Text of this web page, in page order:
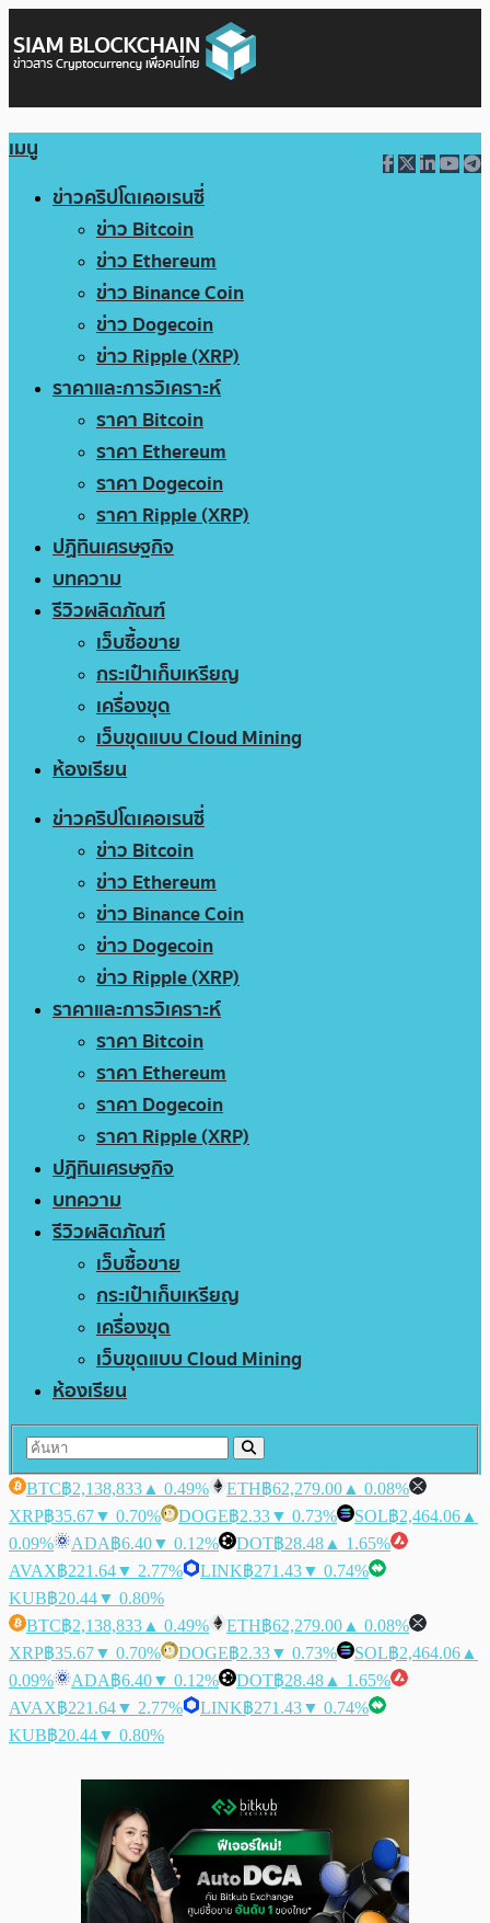
เมนู
ข่าวคริปโตเคอเรนซี่
ข่าว Bitcoin
ข่าว Ethereum
ข่าว Binance Coin
ข่าว Dogecoin
ข่าว Ripple (XRP)
ราคาและการวิเคราะห์
ราคา Bitcoin
ราคา Ethereum
ราคา Dogecoin
ราคา Ripple (XRP)
ปฏิทินเศรษฐกิจ
บทความ
รีวิวผลิตภัณฑ์
เว็บซื้อขาย
กระเป๋าเก็บเหรียญ
เครื่องขุด
เว็บขุดแบบ Cloud Mining
ห้องเรียน
ข่าวคริปโตเคอเรนซี่
ข่าว Bitcoin
ข่าว Ethereum
ข่าว Binance Coin
ข่าว Dogecoin
ข่าว Ripple (XRP)
ราคาและการวิเคราะห์
ราคา Bitcoin
ราคา Ethereum
ราคา Dogecoin
ราคา Ripple (XRP)
ปฏิทินเศรษฐกิจ
บทความ
รีวิวผลิตภัณฑ์
เว็บซื้อขาย
กระเป๋าเก็บเหรียญ
เครื่องขุด
เว็บขุดแบบ Cloud Mining
ห้องเรียน
BTC฿2,138,833 ▲ 0.49% ETH฿62,279.00 ▲ 0.08%
XRP฿35.67▼ 0.70% DOGE฿2.33▼ 0.73% SOL฿2,464.06 ▲
0.09%
ADA฿6.40▼ 0.12% DOT฿28.48 ▲ 1.65%
AVAX฿221.64▼ 2.77% LINK฿271.43▼ 0.74%
KUB฿20.44▼ 0.80%
BTC฿2,138,833 ▲ 0.49% ETH฿62,279.00 ▲ 0.08%
XRP฿35.67▼ 0.70% DOGE฿2.33▼ 0.73% SOL฿2,464.06 ▲
0.09%
ADA฿6.40▼ 0.12% DOT฿28.48 ▲ 1.65%
AVAX฿221.64▼ 2.77% LINK฿271.43▼ 0.74%
KUB฿20.44▼ 0.80%